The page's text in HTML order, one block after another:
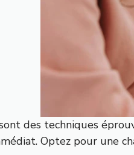
des techniques
Optez pour une